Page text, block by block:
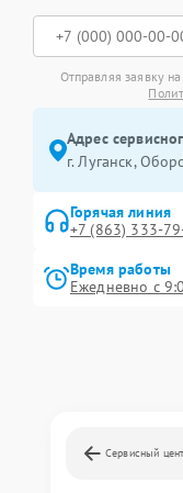
Отправляя заявку
Адрес
г. Луганск,
Горячая линия
+7 (863) 333-
Время работы
Ежедневно с
Сервисный